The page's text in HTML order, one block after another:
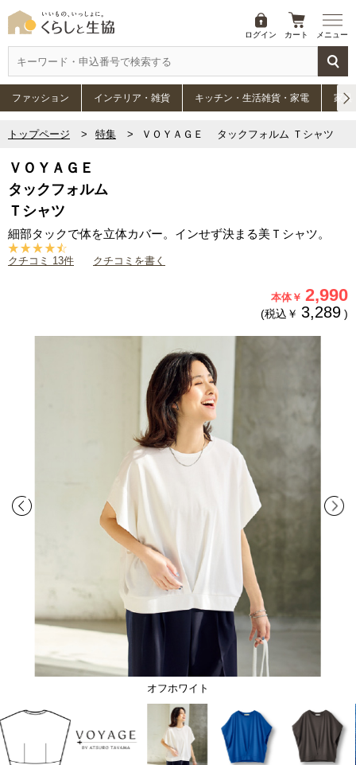
ログイン カート メニュー
ファッション インテリア・雑貨 キッチン・生活雑貨・家電 家具
トップページ 特集 ＶＯＹＡＧＥ タックフォルム Ｔシャツ
ＶＯＹＡＧＥ
タックフォルム
Ｔシャツ
細部タックで体を立体カバー。インせず決まる美Ｔシャツ。
クチコミ 13件 クチコミを書く
本体￥ 2,990
(税込￥ 3,289 )
オフホワイト